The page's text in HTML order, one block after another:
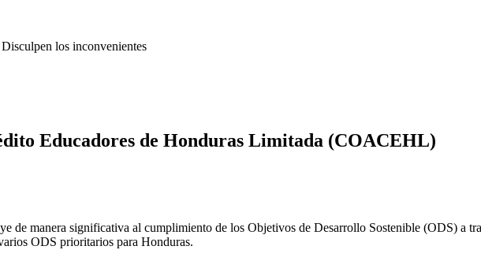
los inconvenientes
Educadores de Honduras Limitada (COACEHL)
de manera significativa al cumplimiento de los Objetivos de Desarrollo Sostenible (ODS) a
ODS prioritarios para Honduras.